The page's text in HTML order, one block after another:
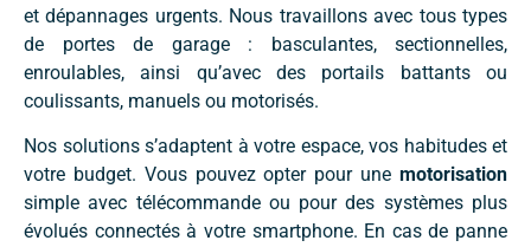
et dépannages urgents. Nous travaillons avec tous types
de portes de garage : basculantes, sectionnelles,
enroulables, ainsi qu’avec des portails battants ou
coulissants, manuels ou motorisés.
Nos solutions s’adaptent à votre espace, vos habitudes et
votre budget. Vous pouvez opter pour une motorisation
simple avec télécommande ou pour des systèmes plus
évolués connectés à votre smartphone. En cas de panne